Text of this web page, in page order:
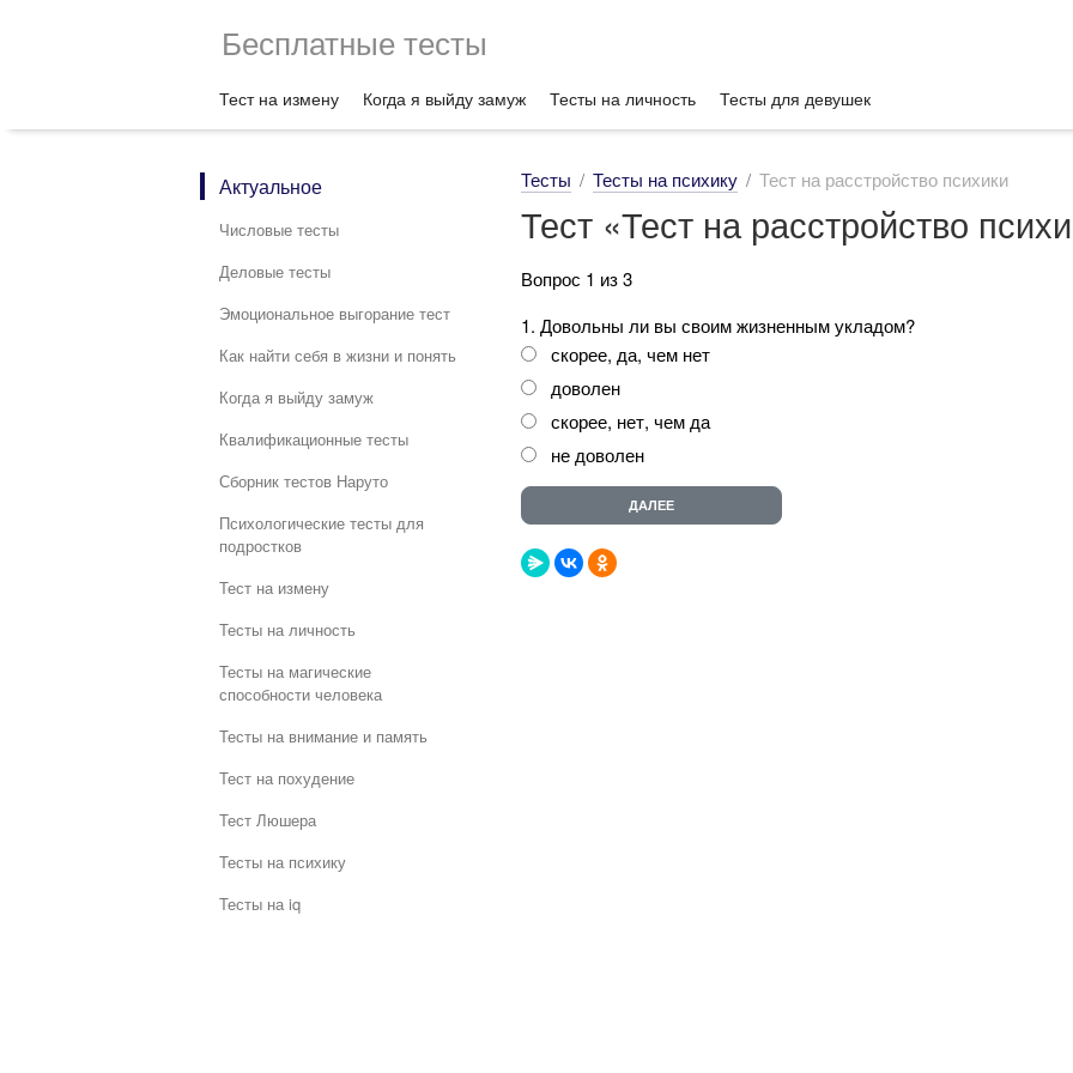
Бесплатные тесты
Тест на измену Когда я выйду замуж Тесты на личность Тесты для девушек
Актуальное
Числовые тесты
Деловые тесты
Эмоциональное выгорание тест
Как найти себя в жизни и понять
Когда я выйду замуж
Квалификационные тесты
Сборник тестов Наруто
Психологические тесты для
подростков
Тест на измену
Тесты на личность
Тесты на магические
способности человека
Тесты на внимание и память
Тест на похудение
Тест Люшера
Тесты на психику
Тесты на iq
Тесты Тесты на психику Тест на расстройство психики
Тест «Тест на расстройство
Вопрос 1 из 3
1. Довольны ли вы своим жизненным укладом?
скорее, да, чем нет
доволен
скорее, нет, чем да
не доволен